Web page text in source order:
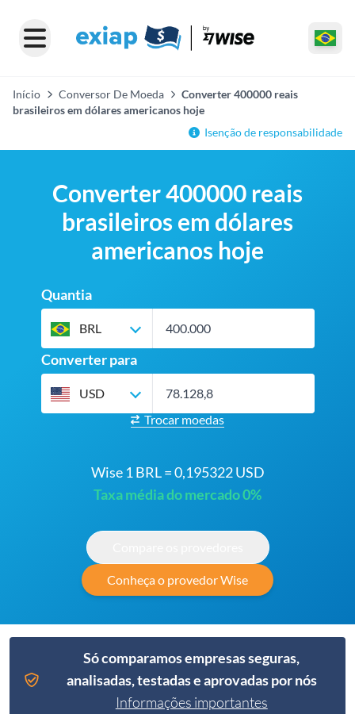
Início Conversor De Moeda
Converter 400000 reais
brasileiros em dólares americanos hoje
Isenção de responsabilidade
Converter 400000 reais
brasileiros em dólares
americanos hoje
Quantia
BRL
Converter para
USD
Trocar moedas
Wise 1 BRL = 0,195322 USD
Taxa média do mercado 0%
Conheça o provedor Wise
Só comparamos empresas seguras,
analisadas, testadas e aprovadas por nós
Informações importantes